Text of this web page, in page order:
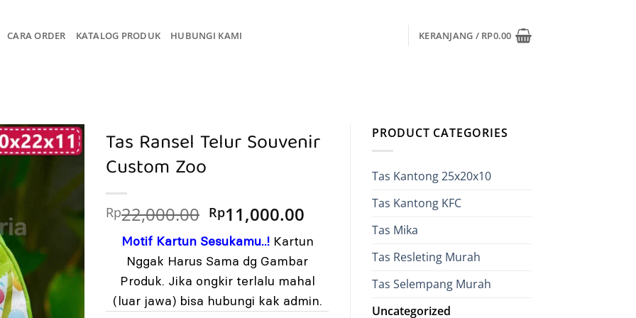
CARA ORDER KATALOG PRODUK HUBUNGI KAMI KERANJANG / RP0.00
Tas Ransel Telur Souvenir
Custom Zoo
Rp22,000.00 Harga
aslinya
adalah:
Rp22,000.00.
Rp11,000.00
ini
adalah:
Rp11,000.00.
Motif Kartun Sesukamu..!Kartun
Nggak Harus Sama dg Gambar
Produk. Jika ongkir terlalu mahal
(luar jawa) bisa hubungi kak admin.
PRODUCT CATEGORIES
Tas Kantong 25x20x10
Tas Kantong KFC
Tas Mika
Tas Resleting Murah
Tas Selempang Murah
Uncategorized